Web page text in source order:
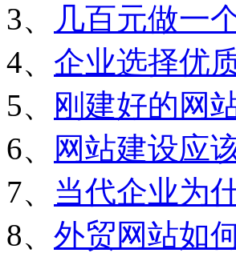
3、
几百元做一
4、 企业选择优
5、
刚建好的网
6、
网站建设应
7、 当代企业为
8、 外贸网站如